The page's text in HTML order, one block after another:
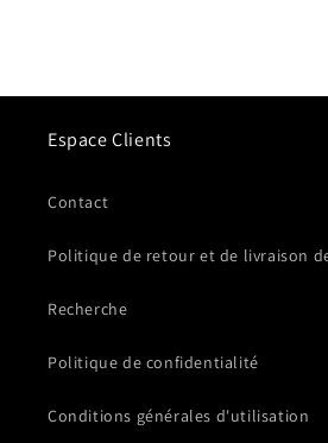
Espace Clients
Contact
Politique de retour et de livraison
Recherche
Politique de confidentialité
Conditions générales d'utilisation